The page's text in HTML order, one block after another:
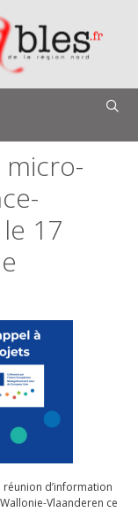
micro-
17
d’information
Vlaanderen ce